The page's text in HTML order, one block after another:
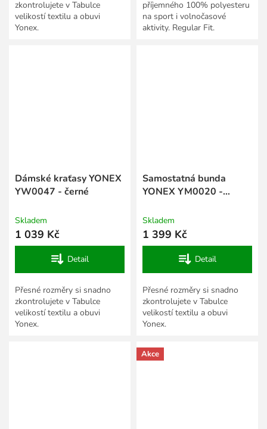
zkontrolujete v Tabulce
velikostí textilu a obuvi
Yonex.
příjemného 100% polyesteru
na sport i volnočasové
aktivity. Regular Fit.
Dámské kraťasy YONEX
YW0047 - černé
Skladem
1 039 Kč
Detail
Přesné rozměry si snadno
zkontrolujete v Tabulce
velikostí textilu a obuvi
Yonex.
Samostatná bunda
YONEX YM0020 -
Skladem
1 399 Kč
Detail
Přesné rozměry si snadno
zkontrolujete v Tabulce
velikostí textilu a obuvi
Yonex.
Akce